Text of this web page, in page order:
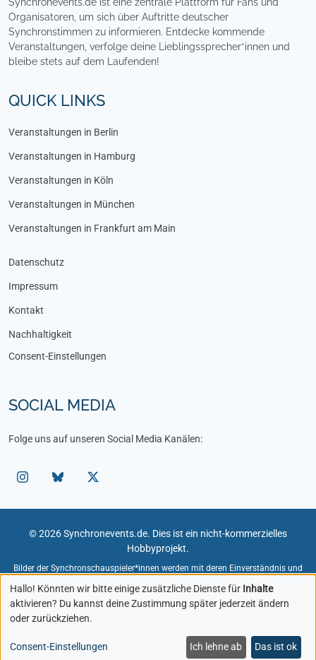
Organisatoren, um sich über Auftritte deutscher
Synchronstimmen zu informieren. Entdecke kommende
Veranstaltungen, verfolge deine Lieblingssprecher*innen und
bleibe stets auf dem Laufenden!
QUICK LINKS
Veranstaltungen in Berlin
Veranstaltungen in Hamburg
Veranstaltungen in Köln
Veranstaltungen in München
Veranstaltungen in Frankfurt am Main
Datenschutz
Impressum
Kontakt
Nachhaltigkeit
Consent-Einstellungen
SOCIAL MEDIA
Folge uns auf unseren Social Media Kanälen:
© 2026 Synchronevents.de. Dies ist ein nicht-kommerzielles
Hobbyprojekt.
Bilder der Synchronschauspieler*innen werden mit deren Einverständnis und
Bildmaterial zu Rollen und Figuren dient der redaktionellen Darstellung im
Rahmen von Veranstaltungen. Rechte an diesen Bildern liegen bei den
kontaktieren Sie mich bitte.
Hallo! Könnten wir bitte einige zusätzliche Dienste für Inhalte
aktivieren? Du kannst deine Zustimmung später jederzeit ändern
oder zurückziehen.
Consent-Einstellungen Ich lehne ab Das ist ok